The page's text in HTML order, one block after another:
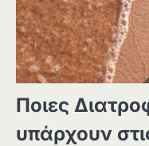
Ποιες
υπάρχουν